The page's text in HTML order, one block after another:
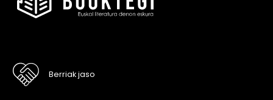
Berriak jaso